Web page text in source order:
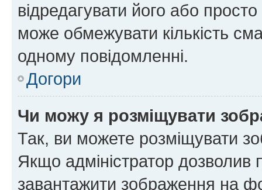
відредагувати його або
може обмежувати кількість
одному повідомленні.
Догори
Чи можу я розміщувати
Так, ви можете розміщувати
Якщо адміністратор
завантажити зображення на